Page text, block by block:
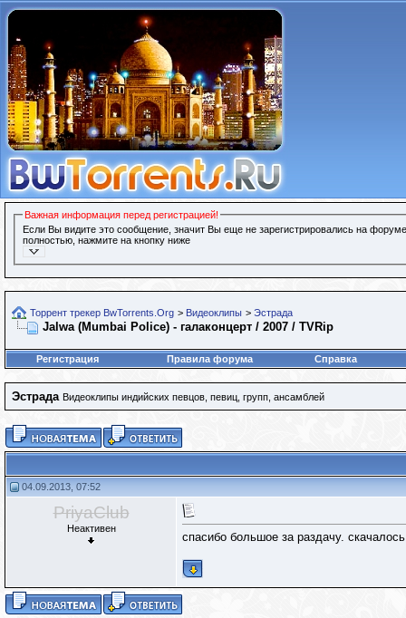
Важная информация перед регистрацией!
Если Вы видите это сообщение, значит Вы еще не зарегистрировались на
полностью, нажмите на кнопку ниже
Торрент трекер BwTorrents.Org > Видеоклипы > Эстрада
Jalwa (Mumbai Police) - галаконцерт / 2007 / TVRip
Регистрация Правила форума Справка
Эстрада Видеоклипы индийских певцов, певиц, групп, ансамблей
04.09.2013, 07:52
PriyaClub
Неактивен
спасибо большое за раздачу.